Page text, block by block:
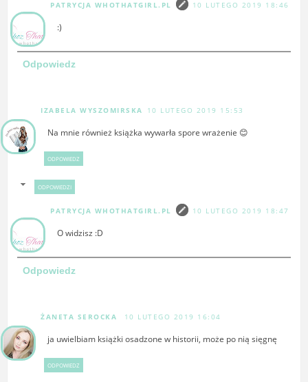
PATRYCJA WHOTHATGIRL.PL 10 LUTEGO 2019 18:46
:)
Odpowiedz
IZABELA WYSZOMIRSKA 10 LUTEGO 2019 15:53
Na mnie również książka wywarła spore wrażenie 😊
ODPOWIEDZ
ODPOWIEDZI
PATRYCJA WHOTHATGIRL.PL 10 LUTEGO 2019 18:47
O widzisz :D
Odpowiedz
ŻANETA SEROCKA 10 LUTEGO 2019 16:04
ja uwielbiam książki osadzone w historii, może po nią sięgnę
ODPOWIEDZ